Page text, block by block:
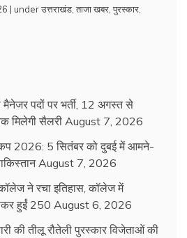
| underउत्तराखंड ताजा खबर पुरस्कार
पदों पर भर्ती, 12 अगस्त से
मिलेगी सैलरी August 7, 2026
कप 2026: 5 सितंबर को दुबई में आमने-
August 7, 2026
ने रचा इतिहास, कॉलेज में
हुईं 250 August 6, 2026
की तीलू रौतेली पुरस्कार विजेताओं की